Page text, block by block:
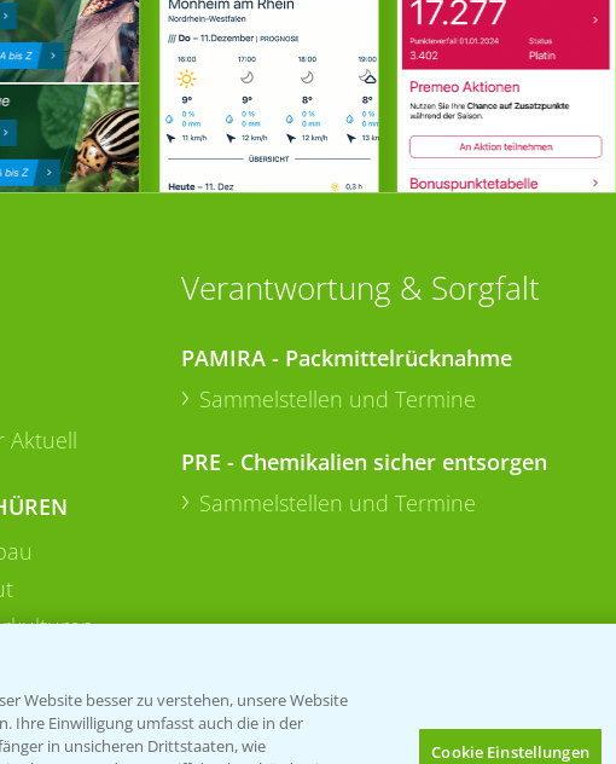
Aktuell
Verantwortung & Sorgfalt
PAMIRA - Packmittelrücknahme
Sammelstellen und Termine
PRE - Chemikalien sicher entsorgen
Sammelstellen und Termine
Website besser zu verstehen, unsere Website
Ihre Einwilligung umfasst auch die in der
in unsicheren Drittstaaten, wie
Cookie Einstellungen